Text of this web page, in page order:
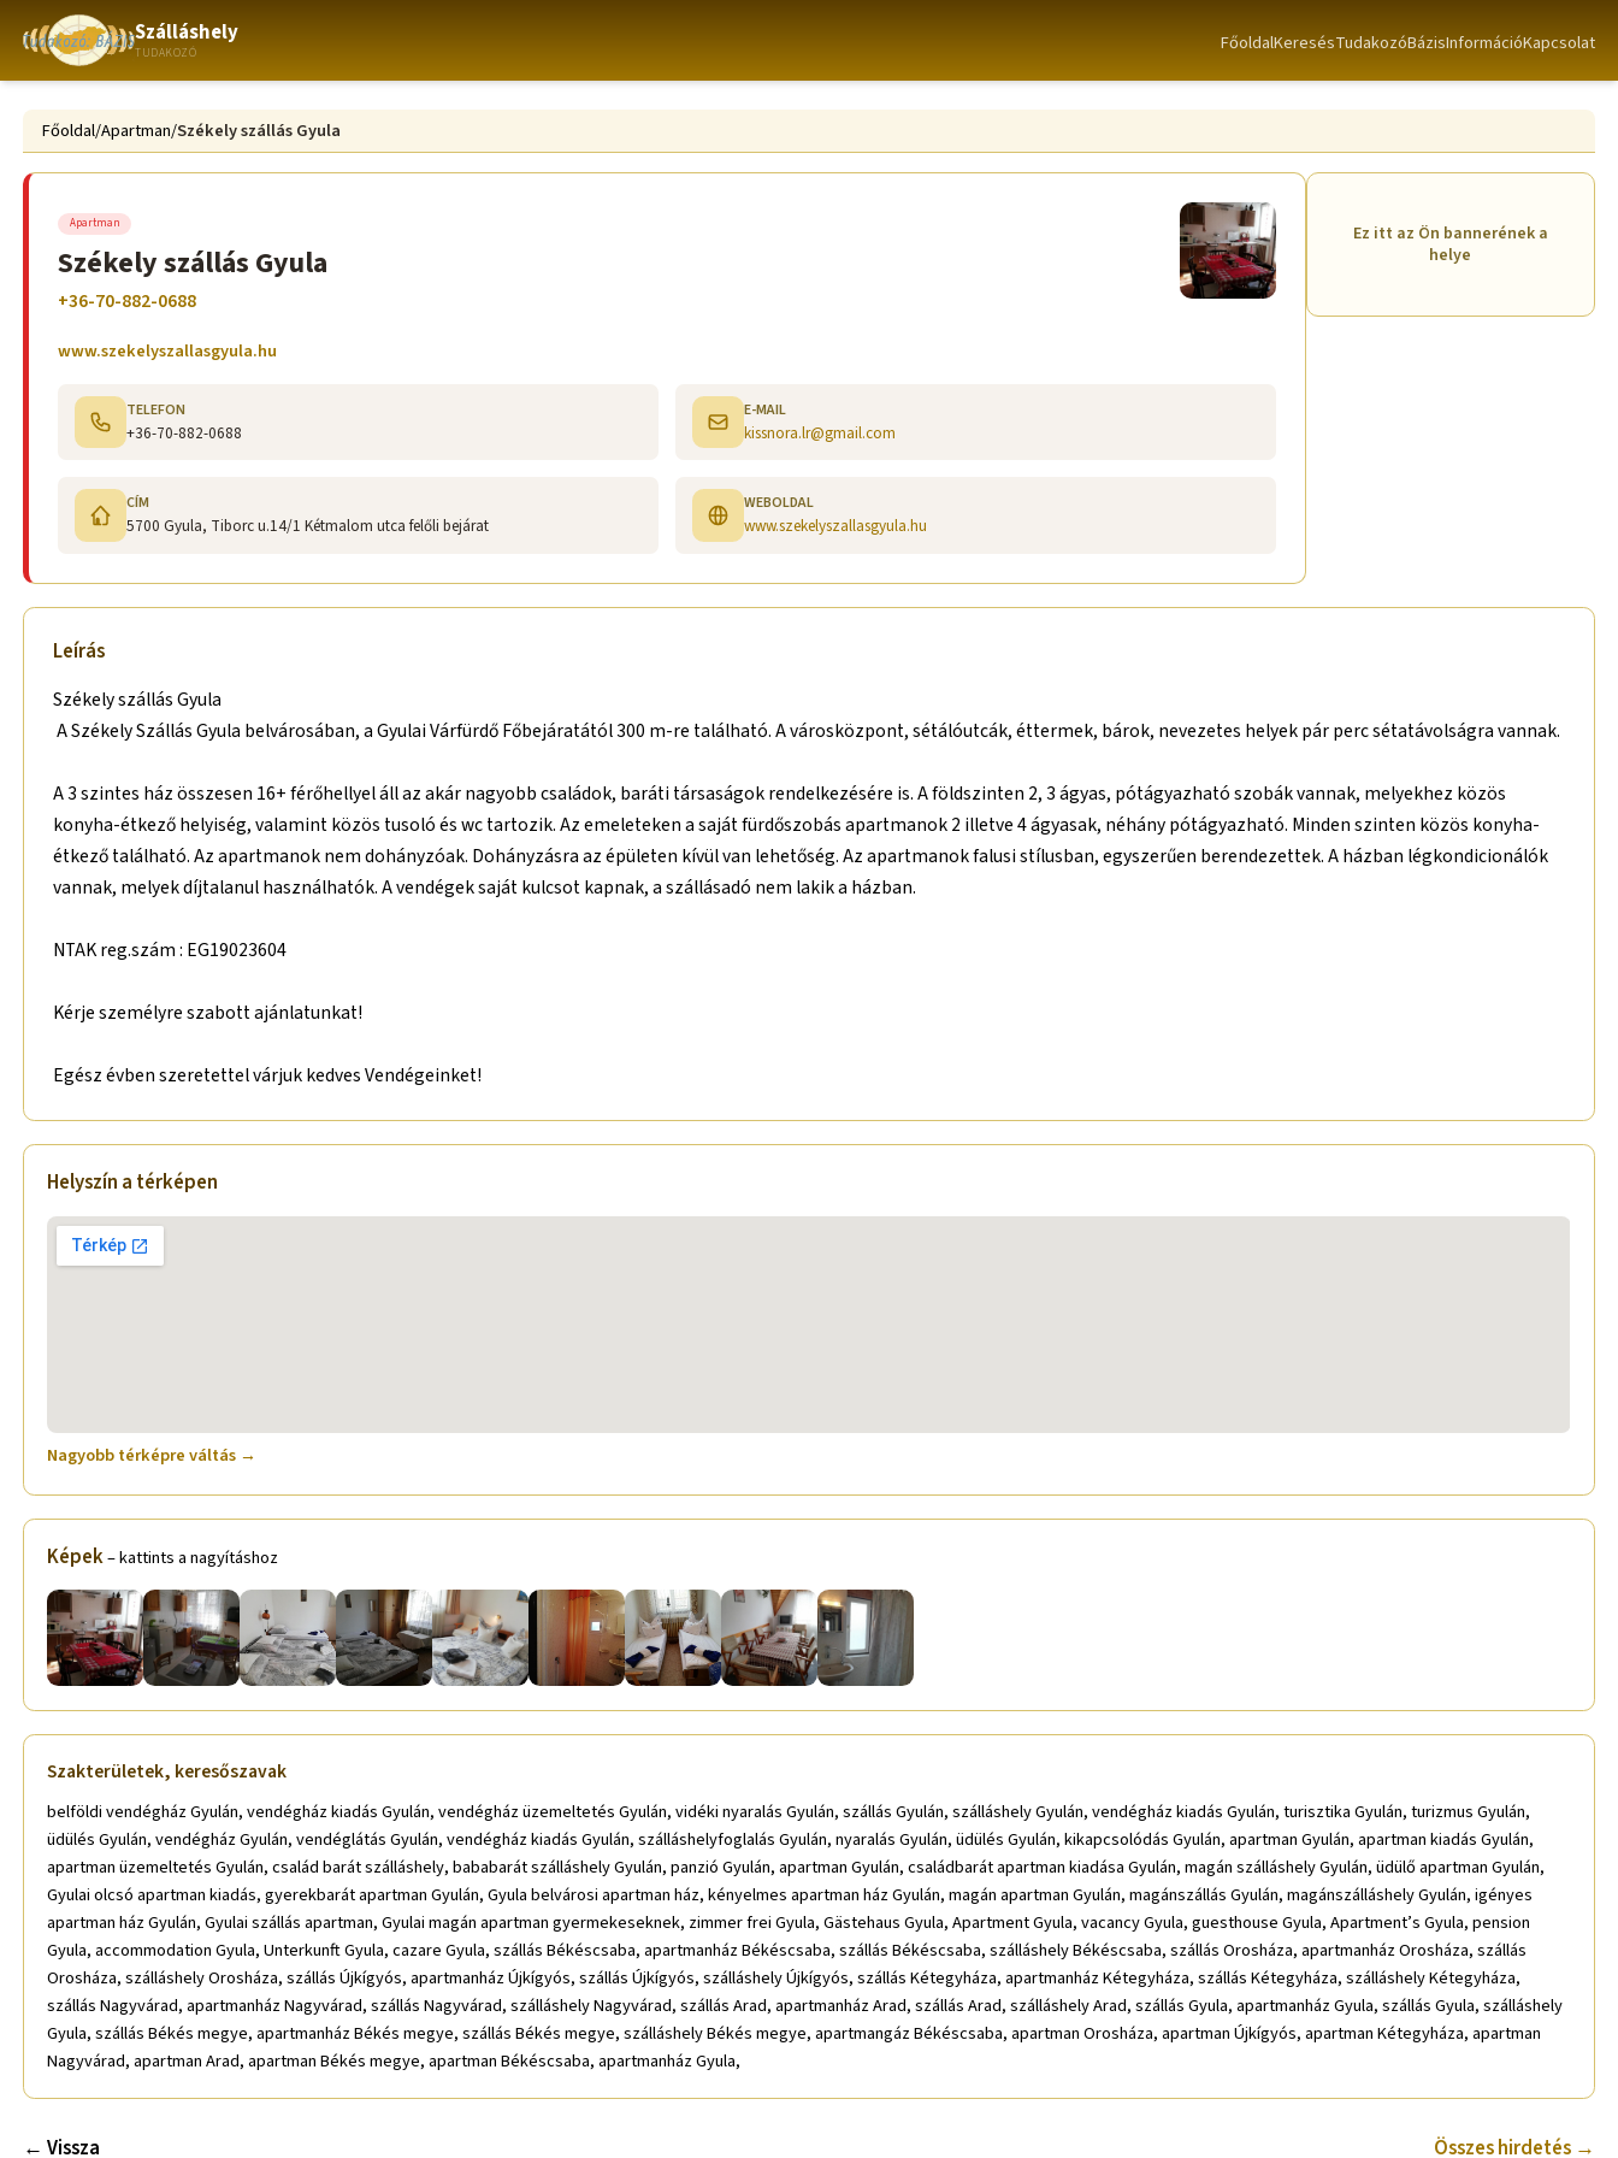
Szálláshely
TUDAKOZÓ FőoldalKeresésTudakozóBázisInformációKapcsolat
Főoldal/Apartman/Székely szállás Gyula
Apartman
Székely szállás Gyula
+36-70-882-0688
www.szekelyszallasgyula.hu
TELEFON
+36-70-882-0688
E-MAIL
kissnora.lr@gmail.com
CÍM
5700 Gyula, Tiborc u.14/1 Kétmalom utca felőli bejárat
WEBOLDAL
www.szekelyszallasgyula.hu
Ez itt az Ön bannerének a
helye
Leírás
Székely szállás Gyula
A Székely Szállás Gyula belvárosában, a Gyulai Várfürdő Főbejáratától 300 m-re található. A városközpont, sétálóutcák, éttermek, bárok, nevezetes helyek pár perc sétatávolságra vannak.
A 3 szintes ház összesen 16+ férőhellyel áll az akár nagyobb családok, baráti társaságok rendelkezésére is. A földszinten 2, 3 ágyas, pótágyazható szobák vannak, melyekhez közös
konyha-étkező helyiség, valamint közös tusoló és wc tartozik. Az emeleteken a saját fürdőszobás apartmanok 2 illetve 4 ágyasak, néhány pótágyazható. Minden szinten közös konyha-
étkező található. Az apartmanok nem dohányzóak. Dohányzásra az épületen kívül van lehetőség. Az apartmanok falusi stílusban, egyszerűen berendezettek. A házban légkondicionálók
vannak, melyek díjtalanul használhatók. A vendégek saját kulcsot kapnak, a szállásadó nem lakik a házban.
NTAK reg.szám : EG19023604
Kérje személyre szabott ajánlatunkat!
Egész évben szeretettel várjuk kedves Vendégeinket!
Helyszín a térképen
Nagyobb térképre váltás →
Képek– kattints a nagyításhoz
Szakterületek, keresőszavak
belföldi vendégház Gyulán, vendégház kiadás Gyulán, vendégház üzemeltetés Gyulán, vidéki nyaralás Gyulán, szállás Gyulán, szálláshely Gyulán, vendégház kiadás Gyulán, turisztika Gyulán, turizmus Gyulán,
üdülés Gyulán, vendégház Gyulán, vendéglátás Gyulán, vendégház kiadás Gyulán, szálláshelyfoglalás Gyulán, nyaralás Gyulán, üdülés Gyulán, kikapcsolódás Gyulán, apartman Gyulán, apartman kiadás Gyulán,
apartman üzemeltetés Gyulán, család barát szálláshely, bababarát szálláshely Gyulán, panzió Gyulán, apartman Gyulán, családbarát apartman kiadása Gyulán, magán szálláshely Gyulán, üdülő apartman Gyulán,
Gyulai olcsó apartman kiadás, gyerekbarát apartman Gyulán, Gyula belvárosi apartman ház, kényelmes apartman ház Gyulán, magán apartman Gyulán, magánszállás Gyulán, magánszálláshely Gyulán, igényes
apartman ház Gyulán, Gyulai szállás apartman, Gyulai magán apartman gyermekeseknek, zimmer frei Gyula, Gästehaus Gyula, Apartment Gyula, vacancy Gyula, guesthouse Gyula, Apartment’s Gyula, pension
Gyula, accommodation Gyula, Unterkunft Gyula, cazare Gyula, szállás Békéscsaba, apartmanház Békéscsaba, szállás Békéscsaba, szálláshely Békéscsaba, szállás Orosháza, apartmanház Orosháza, szállás
Orosháza, szálláshely Orosháza, szállás Újkígyós, apartmanház Újkígyós, szállás Újkígyós, szálláshely Újkígyós, szállás Kétegyháza, apartmanház Kétegyháza, szállás Kétegyháza, szálláshely Kétegyháza,
szállás Nagyvárad, apartmanház Nagyvárad, szállás Nagyvárad, szálláshely Nagyvárad, szállás Arad, apartmanház Arad, szállás Arad, szálláshely Arad, szállás Gyula, apartmanház Gyula, szállás Gyula, szálláshely
Gyula, szállás Békés megye, apartmanház Békés megye, szállás Békés megye, szálláshely Békés megye, apartmangáz Békéscsaba, apartman Orosháza, apartman Újkígyós, apartman Kétegyháza, apartman
Nagyvárad, apartman Arad, apartman Békés megye, apartman Békéscsaba, apartmanház Gyula,
← Vissza Összes hirdetés →